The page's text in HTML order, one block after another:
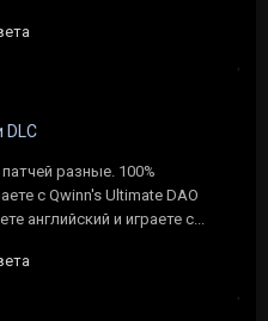
разные. 100%
с Qwinn's Ultimate DAO
английский и играете с...